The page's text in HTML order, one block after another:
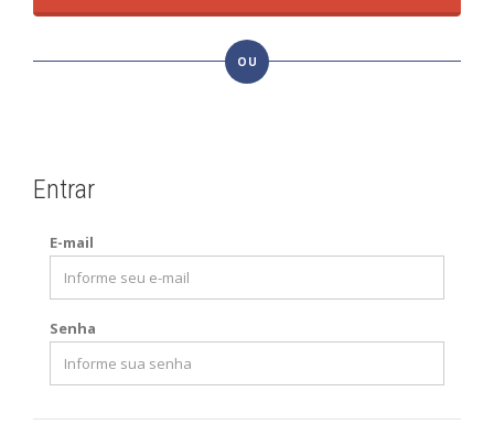
OU
Entrar
E-mail
Senha